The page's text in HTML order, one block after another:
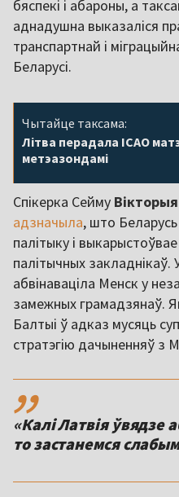
бяспекі і абароны, а
аднадушна выказаліся
транспартнай і
Беларусі.
Чытайце таксама:
Літва перадала ICAO
метэазондамі
Спікерка Сейму
адзначыла, што
палітыку і
палітычных закладнікаў.
абвінаваціла Менск у
замежных грамадзянаў.
Балтыі ў адказ мусяць
стратэгію дачыненняў з
,,
«Калі Латвія ўвядзе